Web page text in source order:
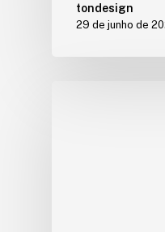
tondesign
29 de junho de